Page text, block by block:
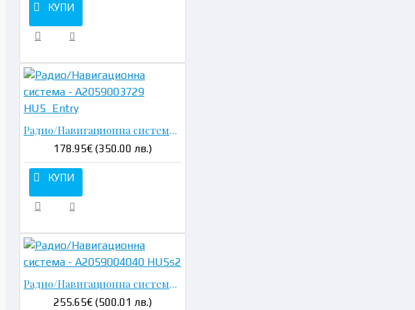
КУПИ
Радио/Навигационна система - A2059003729 HU5_Entry
178.95€ (350.00 лв.)
КУПИ
Радио/Навигационна система - A2059004040 HU5s2
255.65€ (500.01 лв.)